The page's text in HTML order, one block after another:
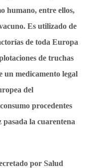
humano, entre ellos,
Es utilizado de
de toda Europa
de truchas
un medicamento legal
del
procedentes
pasada la cuarentena
por Salud